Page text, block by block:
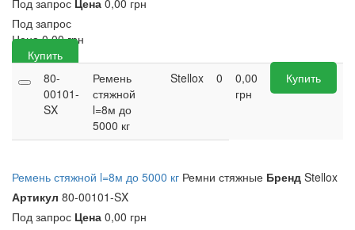
Под запрос Цена 0,00 грн
Под запрос
Цена 0,00грн
Купить
80-
00101-
SX
Ремень
стяжной
l=8м до
5000 кг
Stellox 0
0,00
грн
Купить
Ремень стяжной l=8м до 5000 кг Ремни стяжные Бренд Stellox
Артикул 80-00101-SX
Под запрос Цена 0,00 грн